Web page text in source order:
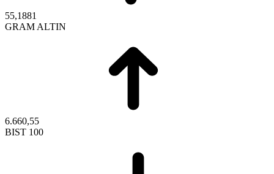
55,1881
GRAM ALTIN
6.660,55
BIST 100